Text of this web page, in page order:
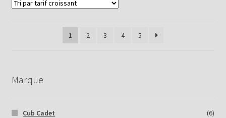
1 2 3 4 5
Marque
Cub Cadet
(6)